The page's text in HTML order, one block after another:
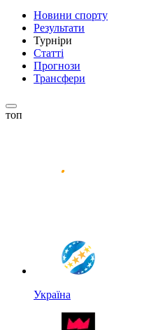
Новини спорту
Результати
Турніри
Статті
Прогнози
Трансфери
топ
Україна